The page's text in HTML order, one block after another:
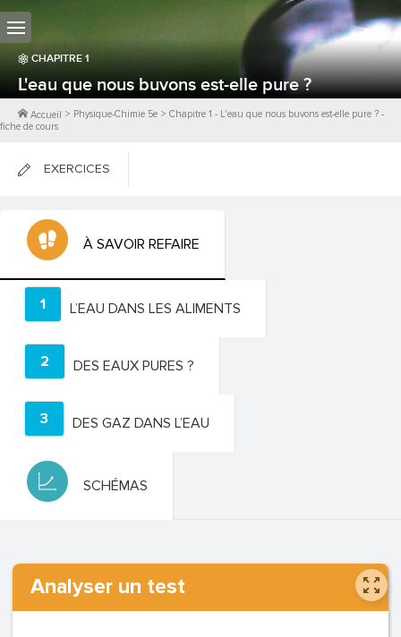
CHAPITRE 1
L'eau que nous buvons est-elle pure ?
Accueil > Physique-Chimie 5e > Chapitre 1 - L'eau que nous buvons est-elle pure ? -
fiche de cours
EXERCICES
FICHES DE COURS
À SAVOIR REFAIRE
1 L’EAU DANS LES ALIMENTS
2 DES EAUX PURES ?
3 DES GAZ DANS L’EAU
SCHÉMAS
Analyser un test